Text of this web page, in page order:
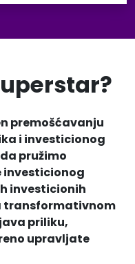
premošćavanju
i investicionog
pružimo
investicionog
investicionih
transformativnom
priliku,
upravljate